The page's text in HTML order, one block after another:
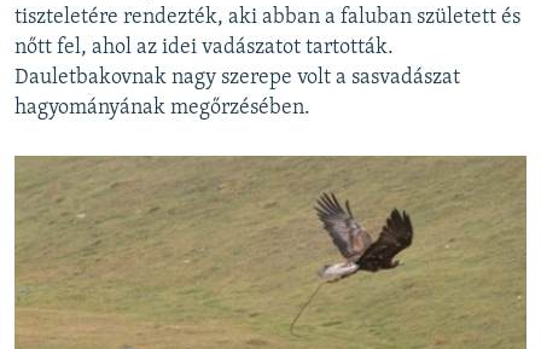
tiszteletére rendezték, aki abban a faluban született és
nőtt fel, ahol az idei vadászatot tartották.
Dauletbakovnak nagy szerepe volt a sasvadászat
hagyományának megőrzésében.